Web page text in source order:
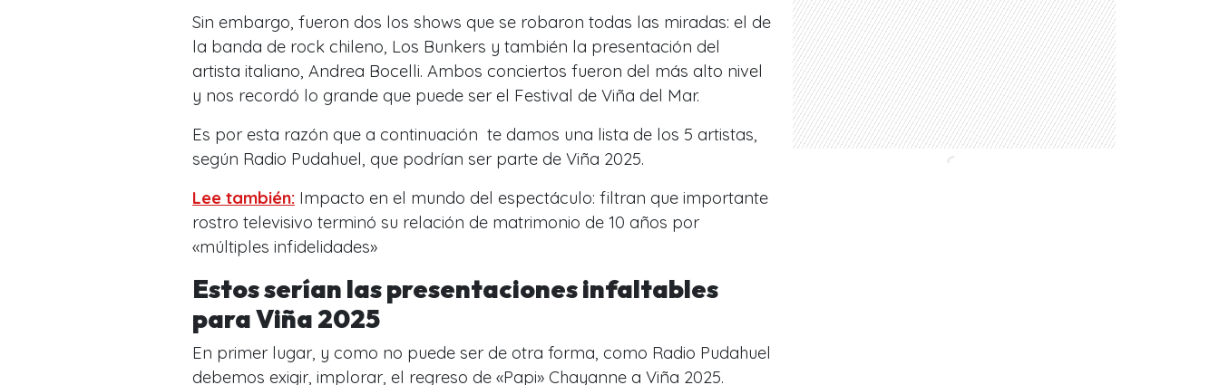
Sin embargo, fueron dos los shows que se robaron todas las miradas: el de
la banda de rock chileno, Los Bunkers y también la presentación del
artista italiano, Andrea Bocelli. Ambos conciertos fueron del más alto nivel
y nos recordó lo grande que puede ser el Festival de Viña del Mar.
Es por esta razón que a continuación te damos una lista de los 5 artistas,
según Radio Pudahuel, que podrían ser parte de Viña 2025.
Lee también: Impacto en el mundo del espectáculo: filtran que importante
rostro televisivo terminó su relación de matrimonio de 10 años por
«múltiples infidelidades»
Estos serían las presentaciones infaltables
para Viña 2025
En primer lugar, y como no puede ser de otra forma, como Radio Pudahuel
debemos exigir, implorar, el regreso de «Papi» Chayanne a Viña 2025.